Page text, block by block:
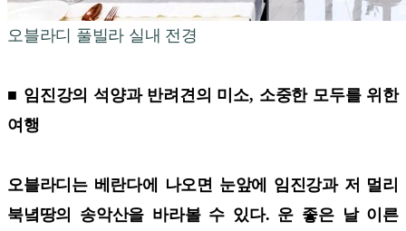
오블라디 풀빌라 실내 전경
■ 임진강의 석양과 반려견의 미소, 소중한 모두를 위한
여행
오블라디는 베란다에 나오면 눈앞에 임진강과 저 멀리
북녘땅의 송악산을 바라볼 수 있다. 운 좋은 날 이른